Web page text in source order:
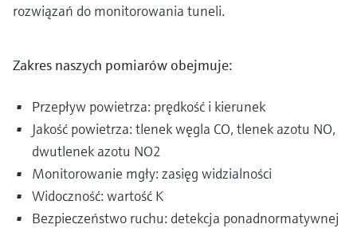
rozwiązań do monitorowania tuneli.
Zakres naszych pomiarów obejmuje:
Przepływ powietrza: prędkość i kierunek
Jakość powietrza: tlenek węgla CO, tlenek azotu NO,
dwutlenek azotu NO2
Monitorowanie mgły: zasięg widzialności
Widoczność: wartość K
Bezpieczeństwo ruchu: detekcja ponadnormatywnej